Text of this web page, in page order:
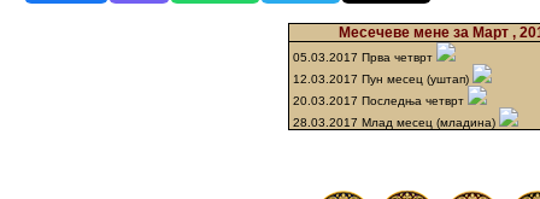
Месечеве мене за Март ,
05.03.2017 Прва четврт
12.03.2017 Пун месец (уштап)
20.03.2017 Последња четврт
28.03.2017 Млад месец (младина)